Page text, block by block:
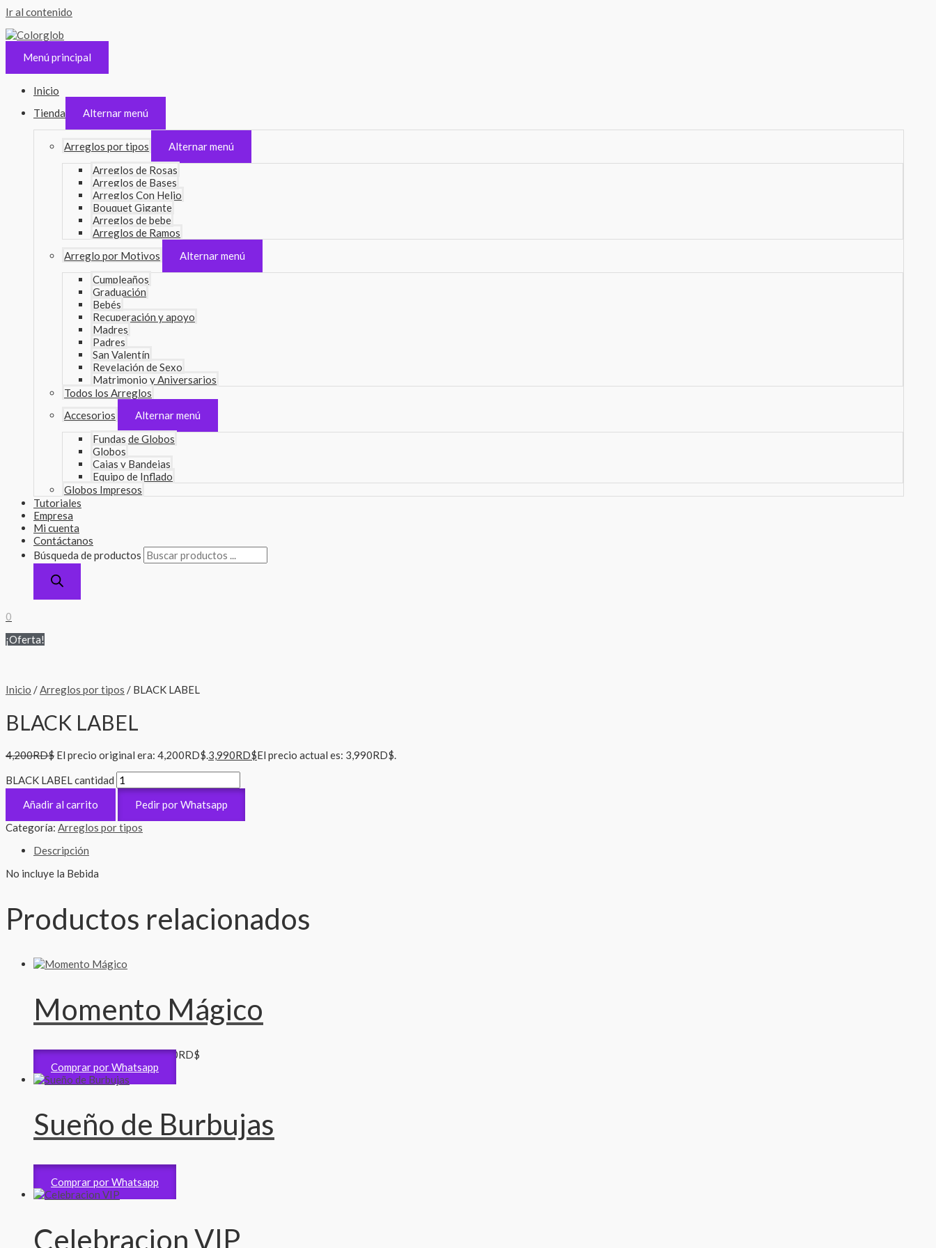
Ir al contenido
Menú principal
Inicio
Tienda
Alternar menú
Arreglos por tipos
Alternar menú
Arreglos de Rosas
Arreglos de Bases
Arreglos Con Helio
Bouquet Gigante
Arreglos de bebe
Arreglos de Ramos
Arreglo por Motivos
Alternar menú
Cumpleaños
Graduación
Bebés
Recuperación y apoyo
Madres
Padres
San Valentín
Revelación de Sexo
Matrimonio y Aniversarios
Todos los Arreglos
Accesorios
Alternar menú
Fundas de Globos
Globos
Cajas y Bandejas
Equipo de Inflado
Globos Impresos
Tutoriales
Empresa
Mi cuenta
Contáctanos
Búsqueda de productos
0
¡Oferta!
Inicio /Arreglos por tipos / BLACK LABEL
BLACK LABEL
4,200RD$ El precio original era: 4,200RD$.3,990RD$El precio actual es: 3,990RD$.
BLACK LABEL cantidad
Añadir al carrito
Pedir por Whatsapp
Categoría: Arreglos por tipos
Descripción
No incluye la Bebida
Productos relacionados
Momento Mágico
Matrimonio y Aniversarios900RD$
Comprar por Whatsapp
Sueño de Burbujas
Revelación de Sexo1,000RD$
Comprar por Whatsapp
Celebracion VIP